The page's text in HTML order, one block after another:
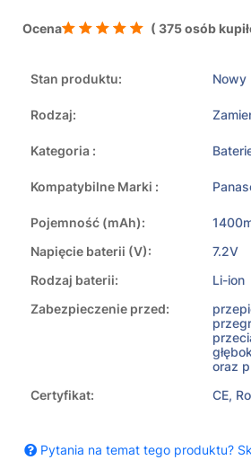
Ocena ( 375 osób
Stan produktu: Nowy
Rodzaj:
Kategoria :
Kompatybilne Marki :
Pojemność (mAh):
Napięcie baterii (V):
7.2V
Rodzaj baterii:
Li-ion
Zabezpieczenie przed:
oraz
Certyfikat:
CE,
Pytania na temat tego produktu?